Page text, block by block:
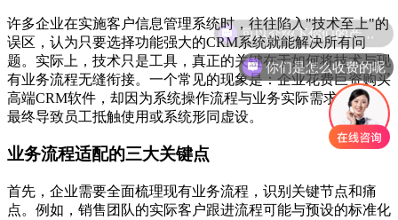
许多企业在实施客户信息管理系统时，往往陷入"技术至上"的
误区，认为只要选择功能强大的CRM系统就能解决所有问
题。实际上，技术只是工具，真正的关键在于如何将技术与现
有业务流程无缝衔接。一个常见的现象是：企业花费巨资购买
高端CRM软件，却因为系统操作流程与业务实际需求脱节，
最终导致员工抵触使用或系统形同虚设。
业务流程适配的三大关键点
首先，企业需要全面梳理现有业务流程，识别关键节点和痛
点。例如，销售团队的实际客户跟进流程可能与预设的标准化
你们是怎么收费的呢